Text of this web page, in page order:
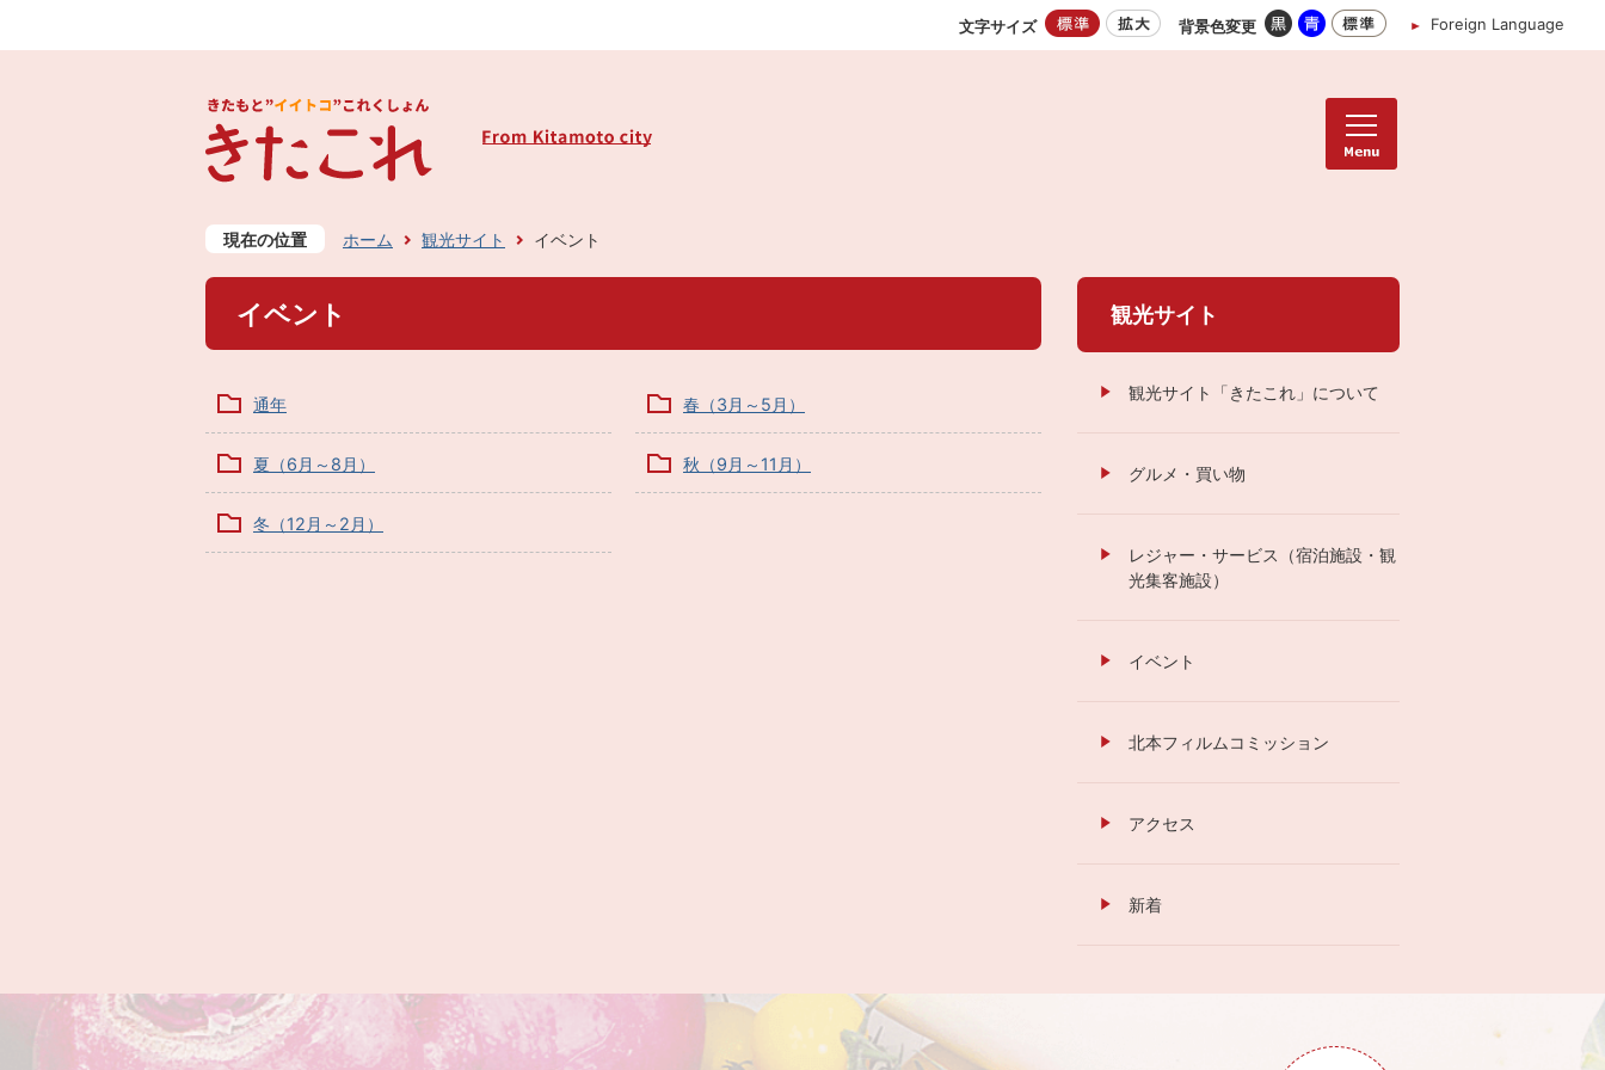
文字サイズ 背景色変更 Foreign Language
現在の位置 ホーム 観光サイト イベント
イベント
通年 春（3月～5月）
夏（6月～8月） 秋（9月～11月）
冬（12月～2月）
観光サイト
観光サイト「きたこれ」について
グルメ・買い物
レジャー・サービス（宿泊施設・観
光集客施設）
イベント
北本フィルムコミッション
アクセス
新着